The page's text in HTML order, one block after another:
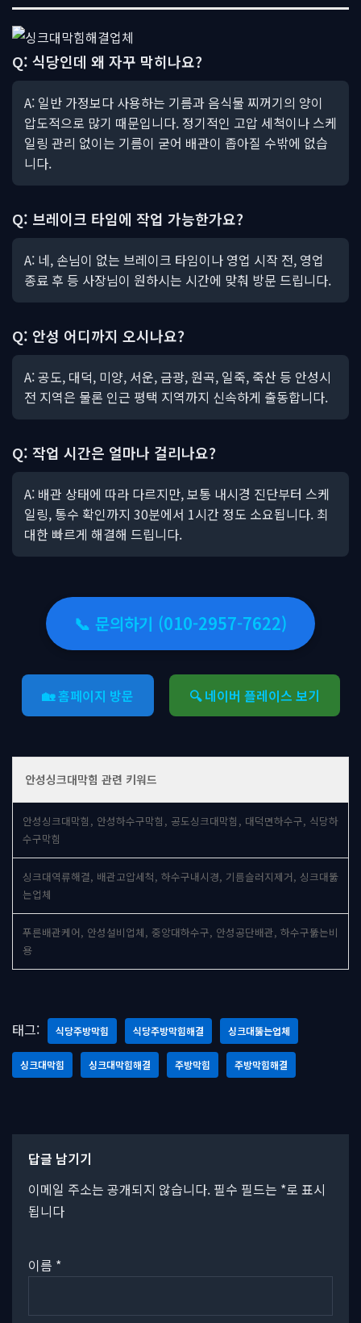
Q: 식당인데 왜 자꾸 막히나요?
A: 일반 가정보다 사용하는 기름과 음식물 찌꺼기의 양이
압도적으로 많기 때문입니다. 정기적인 고압 세척이나 스케
일링 관리 없이는 기름이 굳어 배관이 좁아질 수밖에 없습
니다.
Q: 브레이크 타임에 작업 가능한가요?
A: 네, 손님이 없는 브레이크 타임이나 영업 시작 전, 영업
종료 후 등 사장님이 원하시는 시간에 맞춰 방문 드립니다.
Q: 안성 어디까지 오시나요?
A: 공도, 대덕, 미양, 서운, 금광, 원곡, 일죽, 죽산 등 안성시
전 지역은 물론 인근 평택 지역까지 신속하게 출동합니다.
Q: 작업 시간은 얼마나 걸리나요?
A: 배관 상태에 따라 다르지만, 보통 내시경 진단부터 스케
일링, 통수 확인까지 30분에서 1시간 정도 소요됩니다. 최
대한 빠르게 해결해 드립니다.
📞 문의하기 (010-2957-7622)
🏡 홈페이지 방문 🔍 네이버 플레이스 보기
안성싱크대막힘 관련 키워드
안성싱크대막힘, 안성하수구막힘, 공도싱크대막힘, 대덕면하수구, 식당하
수구막힘
싱크대역류해결, 배관고압세척, 하수구내시경, 기름슬러지제거, 싱크대뚫
는업체
푸른배관케어, 안성설비업체, 중앙대하수구, 안성공단배관, 하수구뚫는비
용
태그: 식당주방막힘 식당주방막힘해결 싱크대뚫는업체
싱크대막힘 싱크대막힘해결 주방막힘 주방막힘해결
답글 남기기
이메일 주소는 공개되지 않습니다. 필수 필드는 *로 표시
됩니다
이름 *